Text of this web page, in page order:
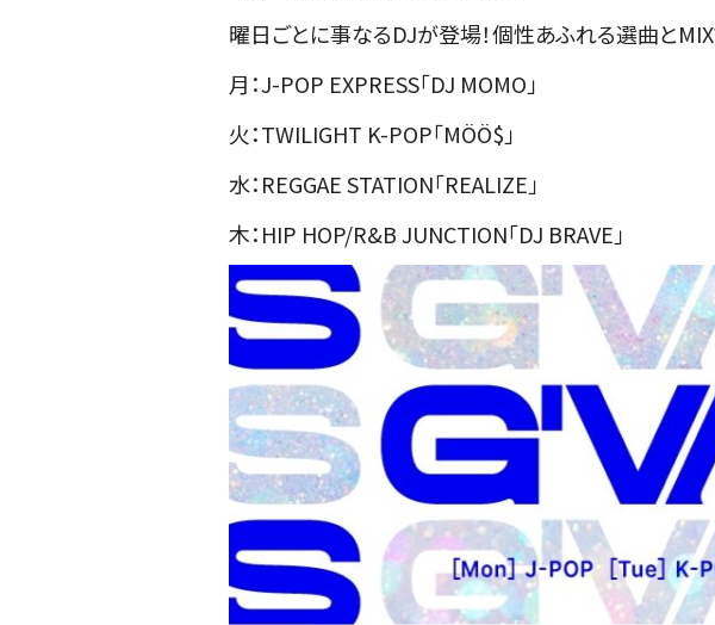
曜日ごとに事なるDJが登場！個性あふれる選曲とMIX
月：J-POP EXPRESS「DJ MOMO」
火：TWILIGHT K-POP「MÖÖ$」
水：REGGAE STATION「REALIZE」
木：HIP HOP/R&B JUNCTION「DJ BRAVE」